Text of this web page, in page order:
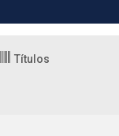
Títulos